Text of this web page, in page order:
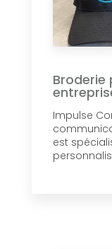
Broderie
Impulse
est